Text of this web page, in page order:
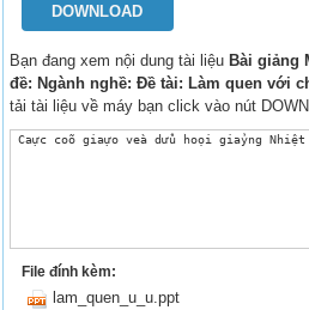
DOWNLOAD
Bạn đang xem nội dung tài liệu Bài giảng
đề: Ngành nghề: Đề tài: Làm quen với
tải tài liệu về máy bạn click vào nút
Caực coõ giaựo veà dửù hoọi giaỷng
File đính kèm:
lam_quen_u_u.ppt